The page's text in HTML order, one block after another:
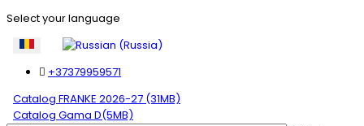
Select your language
+37379959571
Catalog FRANKE 2026-27 (31MB)
Catalog Gama D(5MB)